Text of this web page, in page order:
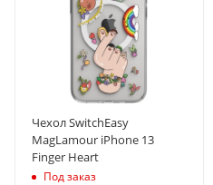
Чехол SwitchEasy
MagLamour iPhone 13
Finger Heart
Под заказ